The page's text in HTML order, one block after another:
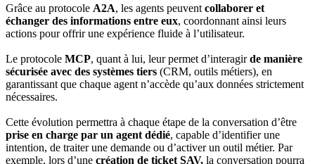
Grâce au protocole A2A, les agents peuvent collaborer et
échanger des informations entre eux, coordonnant ainsi leurs
actions pour offrir une expérience fluide à l’utilisateur.
Le protocole MCP, quant à lui, leur permet d’interagirde manière
sécurisée avec des systèmes tiers (CRM, outils métiers), en
garantissant que chaque agent n’accède qu’aux données strictement
nécessaires.
Cette évolution permettra à chaque étape de la conversation d’être
prise en charge par un agent dédié, capable d’identifier une
intention, de traiter une demande ou d’activer un outil métier. Par
exemple, lors d’une création de ticket SAV, la conversation pourra